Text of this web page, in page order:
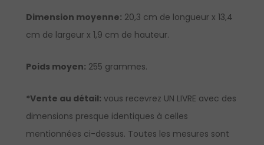
Dimension moyenne: 20,3 cm de longueur x 13,4
cm de largeur x 1,9 cm de hauteur.
Poids moyen: 255 grammes.
*Vente au détail: vous recevrez UN LIVRE avec des
dimensions presque identiques à celles
mentionnées ci-dessus. Toutes les mesures sont